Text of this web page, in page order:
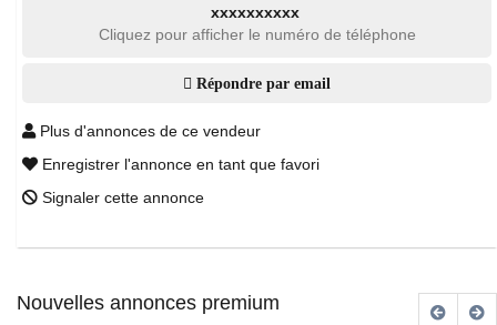
xxxxxxxxxx
Cliquez pour afficher le numéro de téléphone
Répondre par email
Plus d'annonces de ce vendeur
Enregistrer l'annonce en tant que favori
Signaler cette annonce
Nouvelles annonces premium